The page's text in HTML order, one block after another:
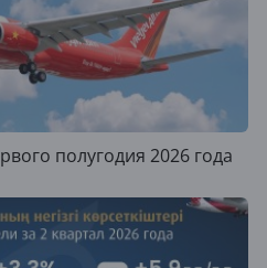
полугодия 2026 года